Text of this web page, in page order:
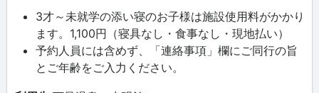
3才～未就学の添い寝のお子様は施設使用料がかかり
ます。1,100円（寝具なし・食事なし・現地払い）
予約人員には含めず、「連絡事項」欄にご同行の旨
とご年齢をご入力ください。